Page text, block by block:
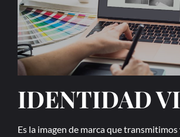
IDENTIDAD
Es la imagen de marca que transmitimos